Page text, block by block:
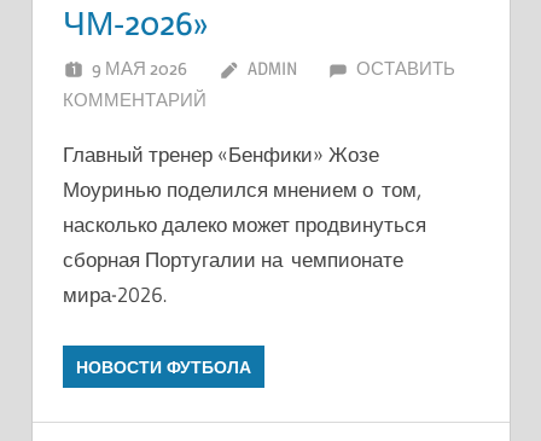
ЧМ-2026»
9 МАЯ 2026 ADMIN
ОСТАВИТЬ
КОММЕНТАРИЙ
Главный тренер «Бенфики» Жозе
Моуринью поделился мнением о том,
насколько далеко может продвинуться
сборная Португалии на чемпионате
мира-2026.
НОВОСТИ ФУТБОЛА